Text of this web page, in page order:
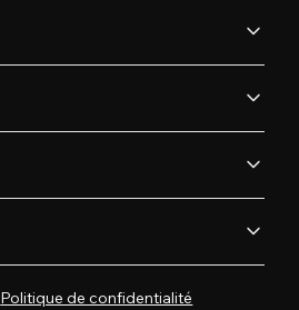
Politique de confidentialité